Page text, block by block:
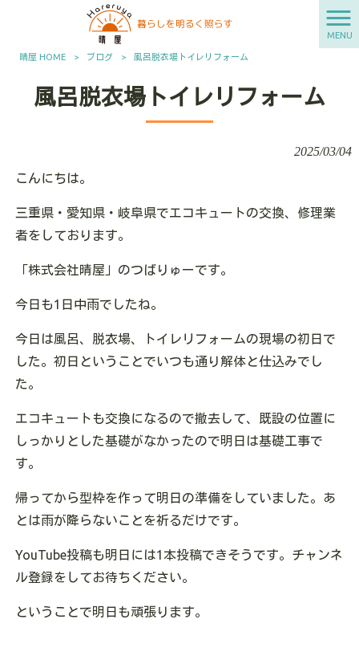
MENU
晴屋 HOME > ブログ > 風呂脱衣場トイレリフォーム
風呂脱衣場トイレリフォーム
2025/03/04
こんにちは。
三重県・愛知県・岐阜県でエコキュートの交換、修理業
者をしております。
「株式会社晴屋」のつばりゅーです。
今日も1日中雨でしたね。
今日は風呂、脱衣場、トイレリフォームの現場の初日で
した。初日ということでいつも通り解体と仕込みでし
た。
エコキュートも交換になるので撤去して、既設の位置に
しっかりとした基礎がなかったので明日は基礎工事で
す。
帰ってから型枠を作って明日の準備をしていました。あ
とは雨が降らないことを祈るだけです。
YouTube投稿も明日には1本投稿できそうです。チャンネ
ル登録をしてお待ちください。
ということで明日も頑張ります。